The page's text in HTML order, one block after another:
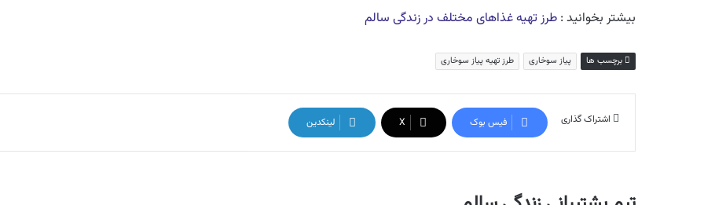
بیشتر بخوانید : طرز تهیه غذاهای مختلف در زندگی سالم
برچسب ها پیاز سوخاری طرز تهیه پیاز سوخاری
اشتراک گذاری فیس بوک X لینکدین